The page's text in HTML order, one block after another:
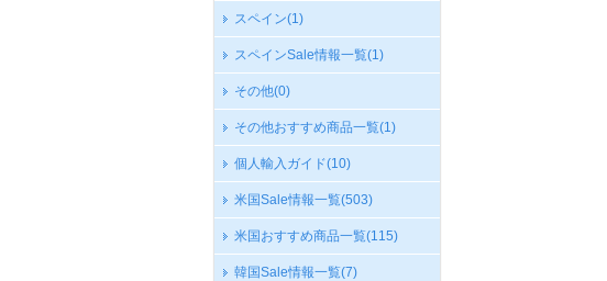
スペイン(1)
スペインSale情報一覧(1)
その他(0)
その他おすすめ商品一覧(1)
個人輸入ガイド(10)
米国Sale情報一覧(503)
米国おすすめ商品一覧(115)
韓国Sale情報一覧(7)